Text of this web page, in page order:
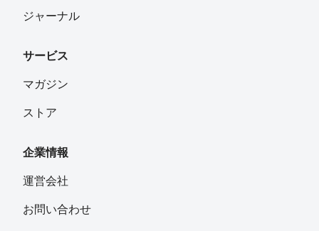
ジャーナル
サービス
マガジン
ストア
企業情報
運営会社
お問い合わせ